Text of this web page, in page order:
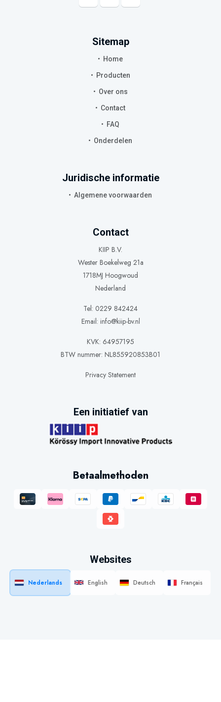
Sitemap
Home
Producten
Over ons
Contact
FAQ
Onderdelen
Juridische informatie
Algemene voorwaarden
Contact
KIIP B.V.
Wester Boekelweg 21a
1718MJ Hoogwoud
Nederland
Tel: 0229 842424
Email: info@kiip-bv.nl
KVK: 64957195
BTW nummer: NL855920853B01
Privacy Statement
Een initiatief van
Betaalmethoden
Websites
Nederlands English Deutsch Français